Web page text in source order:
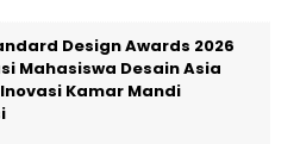
Design Awards 2026
Mahasiswa Desain Asia
Kamar Mandi